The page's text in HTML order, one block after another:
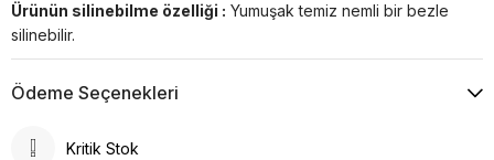
Ürünün silinebilme özelliği : Yumuşak temiz nemli bir bezle
silinebilir.
Ödeme Seçenekleri
Kritik Stok